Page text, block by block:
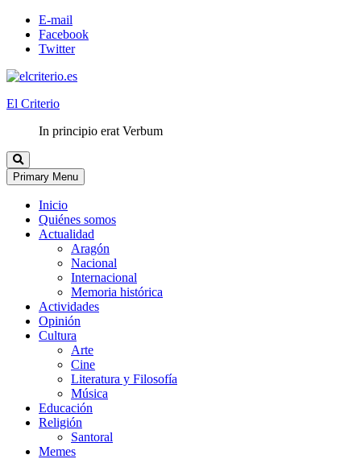
E-mail
Facebook
Twitter
El Criterio
In principio erat Verbum
Primary Menu
Inicio
Quiénes somos
Actualidad
Aragón
Nacional
Internacional
Memoria histórica
Actividades
Opinión
Cultura
Arte
Cine
Literatura y Filosofía
Música
Educación
Religión
Santoral
Memes